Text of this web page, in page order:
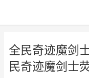
全民奇迹魔剑
民奇迹魔剑士